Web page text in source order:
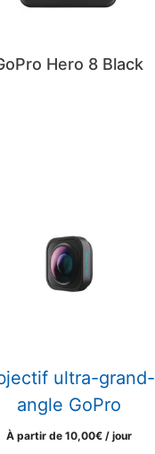
Hero 8 Black
ultra-grand-
angle GoPro
À partir de 10,00€/ jour